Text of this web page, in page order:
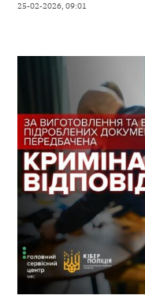
25-02-2026, 09:01